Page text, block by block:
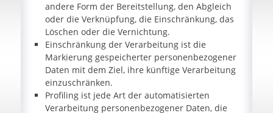
andere Form der Bereitstellung, den Abgleich
oder die Verknüpfung, die Einschränkung, das
Löschen oder die Vernichtung.
Einschränkung der Verarbeitung ist die
Markierung gespeicherter personenbezogener
Daten mit dem Ziel, ihre künftige Verarbeitung
einzuschränken.
Profiling ist jede Art der automatisierten
Verarbeitung personenbezogener Daten, die